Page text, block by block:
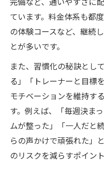
ています。料金体系も都
の体験コースなど、継続
とが多いです。
また、習慣化の秘訣とし
る」「トレーナーと目標
モチベーションを維持す
す。例えば、「毎週決ま
ムが整った」「一人だと
らの声かけで頑張れた」
のリスクを減らすポイント